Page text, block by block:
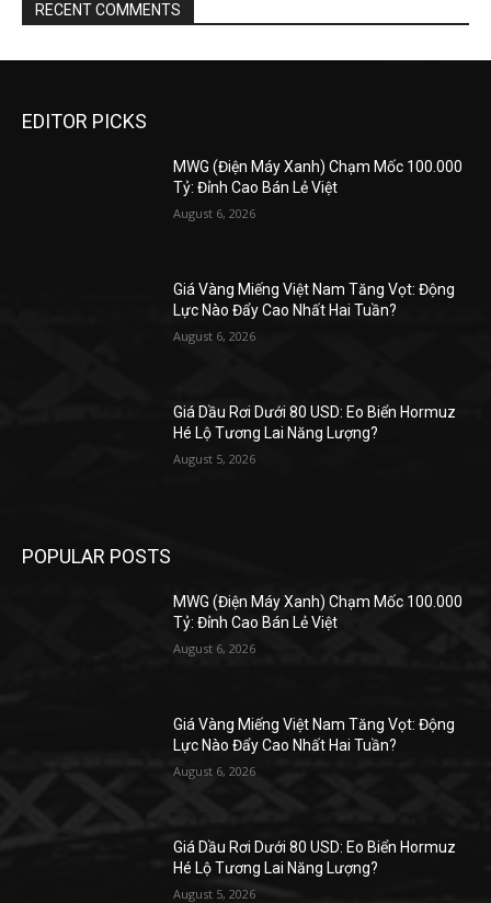
RECENT COMMENTS
EDITOR PICKS
MWG (Điện Máy Xanh) Chạm Mốc 100.000
Tỷ: Đỉnh Cao Bán Lẻ Việt
August 6, 2026
Giá Vàng Miếng Việt Nam Tăng Vọt: Động
Lực Nào Đẩy Cao Nhất Hai Tuần?
August 6, 2026
Giá Dầu Rơi Dưới 80 USD: Eo Biển Hormuz
Hé Lộ Tương Lai Năng Lượng?
August 5, 2026
POPULAR POSTS
MWG (Điện Máy Xanh) Chạm Mốc 100.000
Tỷ: Đỉnh Cao Bán Lẻ Việt
August 6, 2026
Giá Vàng Miếng Việt Nam Tăng Vọt: Động
Lực Nào Đẩy Cao Nhất Hai Tuần?
August 6, 2026
Giá Dầu Rơi Dưới 80 USD: Eo Biển Hormuz
Hé Lộ Tương Lai Năng Lượng?
August 5, 2026